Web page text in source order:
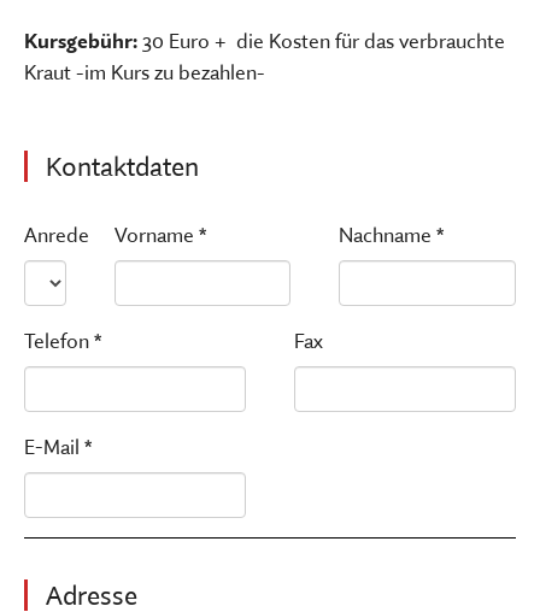
Kursgebühr:30 Euro + die Kosten für das verbrauchte
Kraut -im Kurs zu bezahlen-
Kontaktdaten
Anrede Vorname * Nachname *
Telefon * Fax
E-Mail *
Adresse